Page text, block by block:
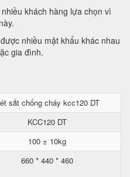
khách hàng lựa chọn vì
nhiều mật khẩu khác nhau
gia đình.
sắt chống cháy kcc120 DT
KCC120 DT
100 ± 10kg
660 * 440 * 460